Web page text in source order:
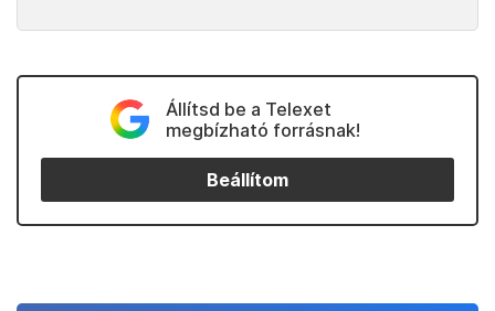
Állítsd be a Telexet
megbízható forrásnak!
Beállítom